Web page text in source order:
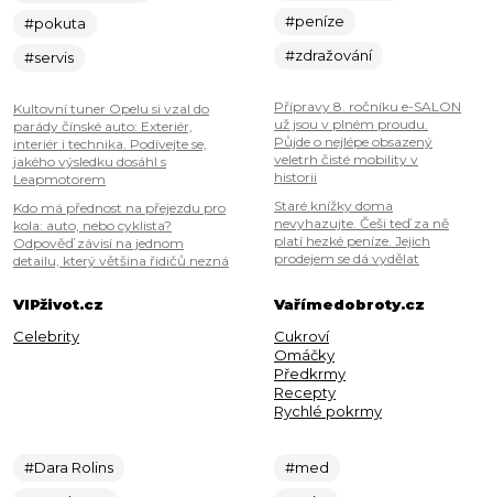
#pokuta
#servis
Kultovní tuner Opelu si vzal do
parády čínské auto: Exteriér,
interiér i technika. Podívejte se,
jakého výsledku dosáhl s
Leapmotorem
Kdo má přednost na přejezdu pro
kola: auto, nebo cyklista?
Odpověď závisí na jednom
detailu, který většina řidičů nezná
#peníze
#zdražování
Přípravy 8. ročníku e-SALON
už jsou v plném proudu.
Půjde o nejlépe obsazený
veletrh čisté mobility v
historii
Staré knížky doma
nevyhazujte. Češi teď za ně
platí hezké peníze. Jejich
prodejem se dá vydělat
VIPživot.cz
Celebrity
#Dara Rolins
Vařímedobroty.cz
Cukroví
Omáčky
Předkrmy
Recepty
Rychlé pokrmy
#med